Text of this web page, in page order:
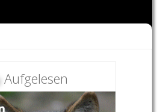
Aufgelesen